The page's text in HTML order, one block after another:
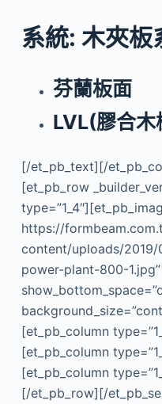
系統: 木夾板
芬蘭板面
LVL(膠合
[/et_pb_text][/
[et_pb_row
https://
content/uploads/
power-plant-800-
[et_pb_column
[et_pb_column
[et_pb_column
[/et_pb_row][/